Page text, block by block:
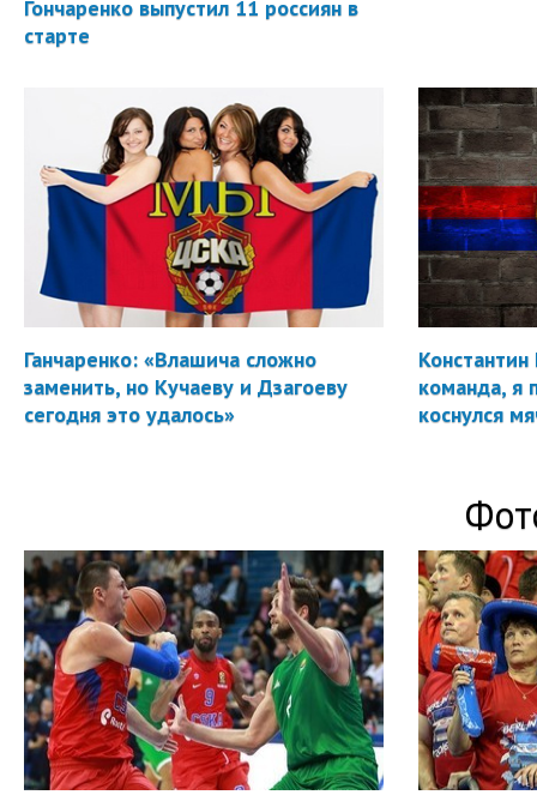
Гончаренко выпустил 11 россиян в
старте
Ганчаренко: «Влашича сложно
заменить, но Кучаеву и Дзагоеву
сегодня это удалось»
Константин
команда, я
коснулся